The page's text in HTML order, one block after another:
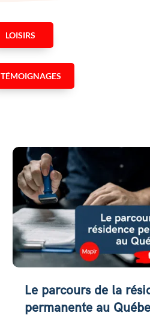
LOISIRS
TÉMOIGNAGES
Le parcours de la
permanente au